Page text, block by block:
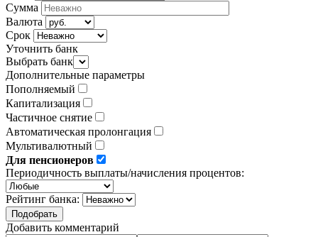
Сумма
Валюта
Срок
Уточнить банк
Выбрать банк
Дополнительные параметры
Пополняемый
Капитализация
Частичное снятие
Автоматическая пролонгация
Мультивалютный
Для пенсионеров
Периодичность выплаты/начисления процентов:
Рейтинг банка:
Добавить комментарий